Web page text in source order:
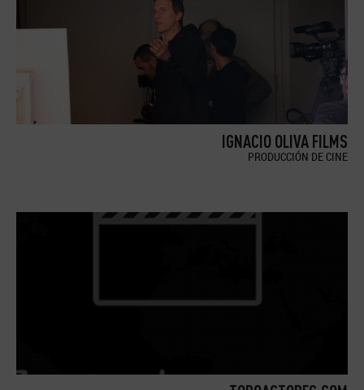
IGNACIO OLIVA FILMS
PRODUCCIÓN DE CINE